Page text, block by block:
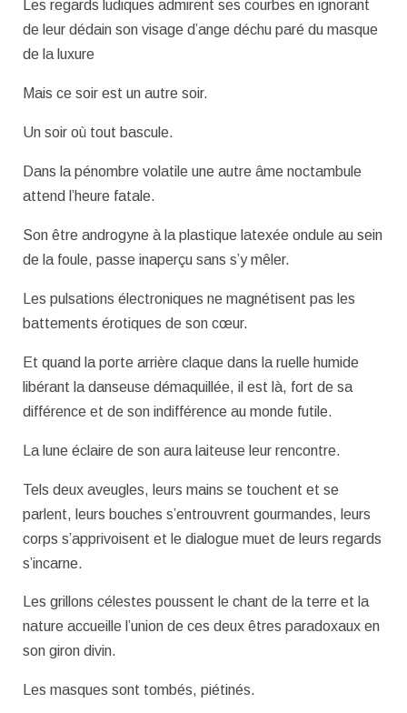
Les regards ludiques admirent ses courbes en ignorant
de leur dédain son visage d’ange déchu paré du masque
de la luxure
Mais ce soir est un autre soir.
Un soir où tout bascule.
Dans la pénombre volatile une autre âme noctambule
attend l’heure fatale.
Son être androgyne à la plastique latexée ondule au sein
de la foule, passe inaperçu sans s’y mêler.
Les pulsations électroniques ne magnétisent pas les
battements érotiques de son cœur.
Et quand la porte arrière claque dans la ruelle humide
libérant la danseuse démaquillée, il est là, fort de sa
différence et de son indifférence au monde futile.
La lune éclaire de son aura laiteuse leur rencontre.
Tels deux aveugles, leurs mains se touchent et se
parlent, leurs bouches s’entrouvrent gourmandes, leurs
corps s’apprivoisent et le dialogue muet de leurs regards
s’incarne.
Les grillons célestes poussent le chant de la terre et la
nature accueille l’union de ces deux êtres paradoxaux en
son giron divin.
Les masques sont tombés, piétinés.